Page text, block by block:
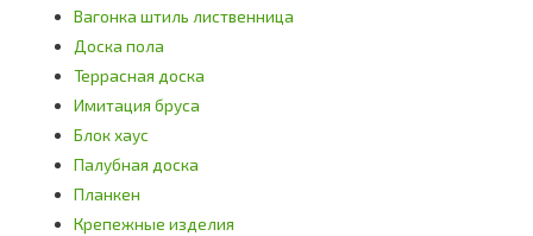
Вагонка штиль лиственница
Доска пола
Террасная доска
Имитация бруса
Блок хаус
Палубная доска
Планкен
Крепежные изделия